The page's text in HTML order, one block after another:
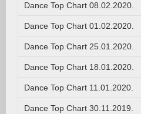
Dance Top Chart 08.02.2020.
Dance Top Chart 01.02.2020.
Dance Top Chart 25.01.2020.
Dance Top Chart 18.01.2020.
Dance Top Chart 11.01.2020.
Dance Top Chart 30.11.2019.